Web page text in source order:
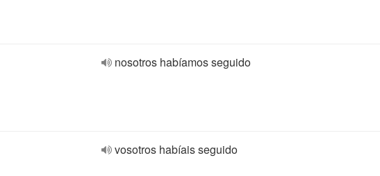
nosotros habíamos seguido
vosotros habíais seguido